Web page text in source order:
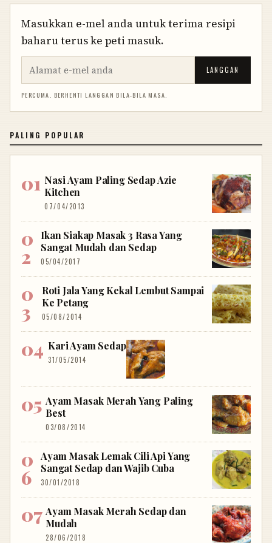
Masukkan e-mel anda untuk terima resipi
baharu terus ke peti masuk.
LANGGAN
PERCUMA. BERHENTI LANGGAN BILA-BILA MASA.
PALING POPULAR
Nasi Ayam Paling Sedap Azie
Kitchen
07/04/2013
Ikan Siakap Masak 3 Rasa Yang
Sangat Mudah dan Sedap
05/04/2017
Roti Jala Yang Kekal Lembut Sampai
Ke Petang
05/08/2014
Kari Ayam Sedap
31/05/2014
Ayam Masak Merah Yang Paling
Best
03/08/2014
Ayam Masak Lemak Cili Api Yang
Sangat Sedap dan Wajib Cuba
30/01/2018
Ayam Masak Merah Sedap dan
Mudah
28/06/2018